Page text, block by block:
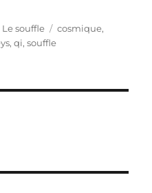
Catégories
Le souffle Étiquettes
cosmique,
,qi,souffle